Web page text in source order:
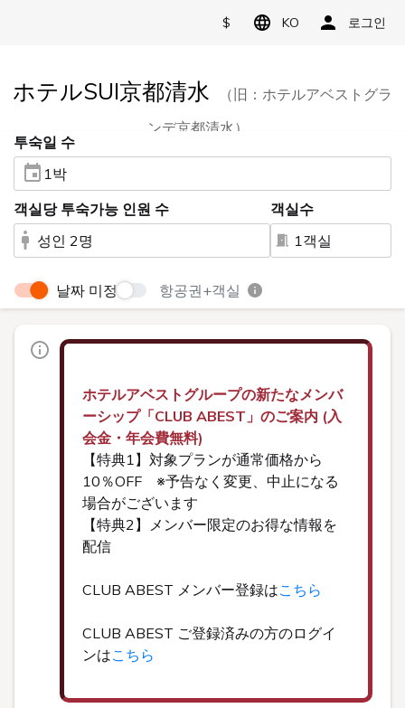
$ KO 로그인
ホテルSUI京都清水
（旧：ホテルアベストグラ
ンデ京都清水）
투숙일 수
1박
객실당 투숙가능 인원 수
성인 2명
객실수
1객실
날짜 미정 항공권+객실
ホテルアベストグループの新たなメンバ
ーシップ「CLUB ABEST」のご案内 (入
会金・年会費無料)
【特典1】対象プランが通常価格から
10％OFF ※予告なく変更、中止になる
場合がございます
【特典2】メンバー限定のお得な情報を
配信
CLUB ABEST メンバー登録はこちら
CLUB ABEST ご登録済みの方のログイ
ンはこちら